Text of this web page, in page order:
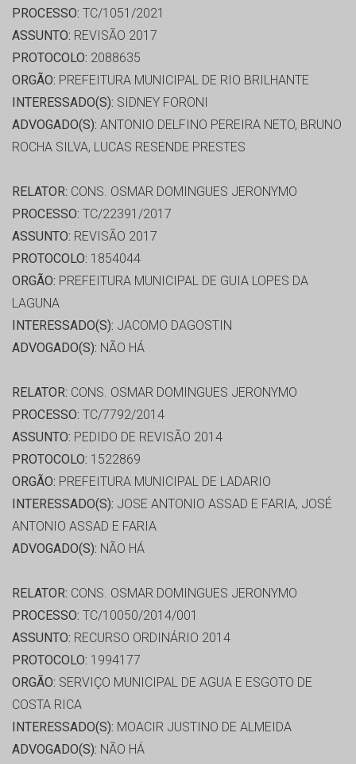
PROCESSO: TC/1051/2021
ASSUNTO: REVISÃO 2017
PROTOCOLO: 2088635
ORGÃO: PREFEITURA MUNICIPAL DE RIO BRILHANTE
INTERESSADO(S): SIDNEY FORONI
ADVOGADO(S): ANTONIO DELFINO PEREIRA NETO, BRUNO
ROCHA SILVA, LUCAS RESENDE PRESTES
RELATOR: CONS. OSMAR DOMINGUES JERONYMO
PROCESSO: TC/22391/2017
ASSUNTO: REVISÃO 2017
PROTOCOLO: 1854044
ORGÃO: PREFEITURA MUNICIPAL DE GUIA LOPES DA
LAGUNA
INTERESSADO(S): JACOMO DAGOSTIN
ADVOGADO(S): NÃO HÁ
RELATOR: CONS. OSMAR DOMINGUES JERONYMO
PROCESSO: TC/7792/2014
ASSUNTO: PEDIDO DE REVISÃO 2014
PROTOCOLO: 1522869
ORGÃO: PREFEITURA MUNICIPAL DE LADARIO
INTERESSADO(S): JOSE ANTONIO ASSAD E FARIA, JOSÉ
ANTONIO ASSAD E FARIA
ADVOGADO(S): NÃO HÁ
RELATOR: CONS. OSMAR DOMINGUES JERONYMO
PROCESSO: TC/10050/2014/001
ASSUNTO: RECURSO ORDINÁRIO 2014
PROTOCOLO: 1994177
ORGÃO: SERVIÇO MUNICIPAL DE AGUA E ESGOTO DE
COSTA RICA
INTERESSADO(S): MOACIR JUSTINO DE ALMEIDA
ADVOGADO(S): NÃO HÁ